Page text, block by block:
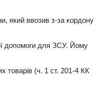
який ввозив з-за кордону
допомоги для ЗСУ. Йому
товарів (ч. 1 ст. 201-4 КК